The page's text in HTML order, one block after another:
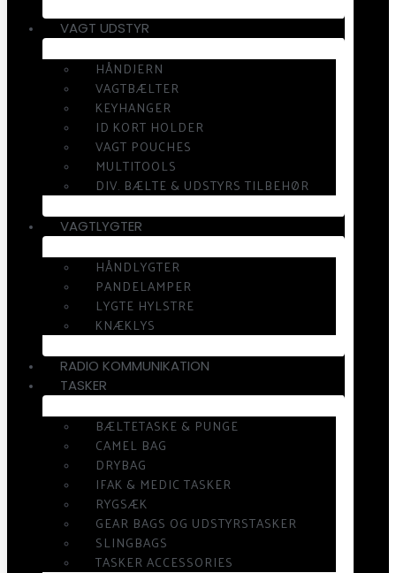
VAGT UDSTYR
HÅNDJERN
VAGTBÆLTER
KEYHANGER
ID KORT HOLDER
VAGT POUCHES
MULTITOOLS
DIV. BÆLTE & UDSTYRS TILBEHØR
VAGTLYGTER
HÅNDLYGTER
PANDELAMPER
LYGTE HYLSTRE
KNÆKLYS
RADIO KOMMUNIKATION
TASKER
BÆLTETASKE & PUNGE
CAMEL BAG
DRYBAG
IFAK & MEDIC TASKER
RYGSÆK
GEAR BAGS OG UDSTYRSTASKER
SLINGBAGS
TASKER ACCESSORIES